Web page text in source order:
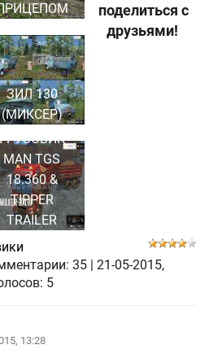
ЗИЛ 130
(МИКСЕР)
MAN TGS
18.360 &
TIPPER
TRAILER
поделиться с
друзьями!
35
21-05-2015,
5
13:28